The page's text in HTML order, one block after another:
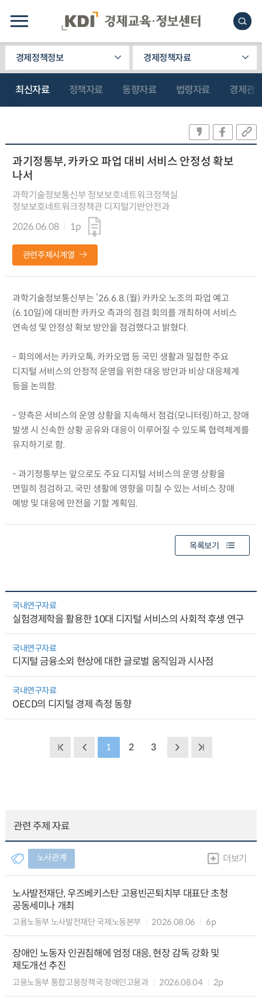
경제정책정보 경제정책자료
최신자료 정책자료 동향자료 법령자료 경제관
과기정통부, 카카오 파업 대비 서비스 안정성 확보
나서
과학기술정보통신부 정보보호네트워크정책실
정보보호네트워크정책관 디지털기반안전과
2026.06.08
1p
관련주제시계열
과학기술정보통신부는 ’26.6.8.(월) 카카오 노조의 파업 예고
(6.10일)에 대비한 카카오 측과의 점검 회의를 개최하여 서비스
연속성 및 안정성 확보 방안을 점검했다고 밝혔다.
- 회의에서는 카카오톡, 카카오맵 등 국민 생활과 밀접한 주요
디지털 서비스의 안정적 운영을 위한 대응 방안과 비상 대응체계
등을 논의함.
- 양측은 서비스의 운영 상황을 지속해서 점검(모니터링)하고, 장애
발생 시 신속한 상황 공유와 대응이 이루어질 수 있도록 협력체계를
유지하기로 함.
- 과기정통부는 앞으로도 주요 디지털 서비스의 운영 상황을
면밀히 점검하고, 국민 생활에 영향을 미칠 수 있는 서비스 장애
예방 및 대응에 만전을 기할 계획임.
목록보기
국내연구자료
실험경제학을 활용한 10대 디지털 서비스의 사회적 후생 연구
국내연구자료
디지털 금융소외 현상에 대한 글로벌 움직임과 시사점
국내연구자료
OECD의 디지털 경제 측정 동향
1 2 3
관련 주제 자료
노사관계 더보기
노사발전재단, 우즈베키스탄 고용빈곤퇴치부 대표단 초청
공동세미나 개최
고용노동부 노사발전재단 국제노동본부 2026.08.06 6p
장애인 노동자 인권침해에 엄정 대응, 현장 감독 강화 및
제도개선 추진
고용노동부 통합고용정책국 장애인고용과 2026.08.04 2p